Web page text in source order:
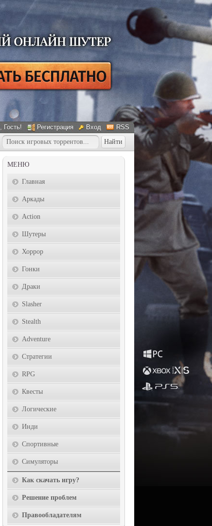
, Гость! Регистрация Вход RSS
МЕНЮ
Главная
Аркады
Action
Шутеры
Хоррор
Гонки
Драки
Slasher
Stealth
Adventure
Стратегии
RPG
Квесты
Логические
Инди
Спортивные
Симуляторы
Как скачать игру?
Решение проблем
Правообладателям